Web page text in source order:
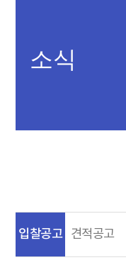
소식
입찰공고 견적공고